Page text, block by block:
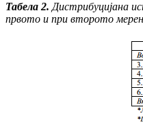
Табела 2. Дистрибуцијана ис
првото и при второто